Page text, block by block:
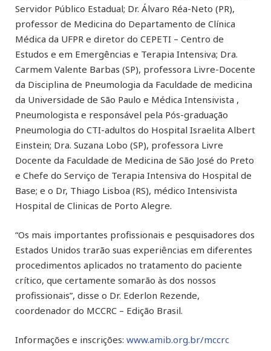
Servidor Público Estadual; Dr. Álvaro Réa-Neto (PR),
professor de Medicina do Departamento de Clínica
Médica da UFPR e diretor do CEPETI – Centro de
Estudos e em Emergências e Terapia Intensiva; Dra.
Carmem Valente Barbas (SP), professora Livre-Docente
da Disciplina de Pneumologia da Faculdade de medicina
da Universidade de São Paulo e Médica Intensivista ,
Pneumologista e responsável pela Pós-graduação
Pneumologia do CTI-adultos do Hospital Israelita Albert
Einstein; Dra. Suzana Lobo (SP), professora Livre
Docente da Faculdade de Medicina de São José do Preto
e Chefe do Serviço de Terapia Intensiva do Hospital de
Base; e o Dr, Thiago Lisboa (RS), médico Intensivista
Hospital de Clinicas de Porto Alegre.
“Os mais importantes profissionais e pesquisadores dos
Estados Unidos trarão suas experiências em diferentes
procedimentos aplicados no tratamento do paciente
crítico, que certamente somarão às dos nossos
profissionais”, disse o Dr. Ederlon Rezende,
coordenador do MCCRC – Edição Brasil.
Informações e inscrições: www.amib.org.br/mccrc